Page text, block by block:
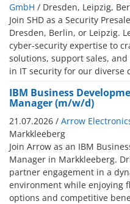
GmbH / Dresden, Leipzig,
Join SHD as a Security
Dresden, Berlin, or Leipzig.
cyber-security expertise to
solutions, support sales,
in IT security for our diverse
IBM Business
Manager (m/w/d)
21.07.2026 / Arrow
Markkleeberg
Join Arrow as an IBM
Manager in Markkleeberg.
partner engagement in a
environment while enjoying
options and competitive